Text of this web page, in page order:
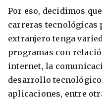
Estudia Desarrollo
Por eso, decidimos
carreras tecnológicas
extranjero tenga
programas con
internet, la
desarrollo tecnológico
aplicaciones, entre